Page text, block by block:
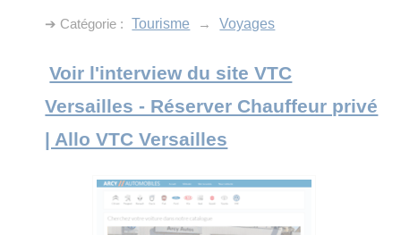
➔ Catégorie : Tourisme → Voyages
Voir l'interview du site VTC
Versailles - Réserver Chauffeur privé
| Allo VTC Versailles